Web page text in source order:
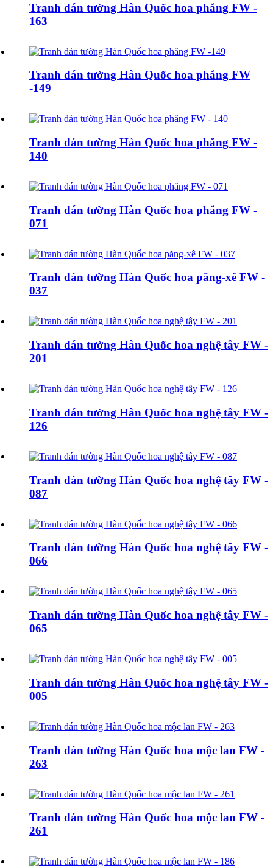
Tranh dán tường Hàn Quốc hoa phăng FW -
163
Tranh dán tường Hàn Quốc hoa phăng FW
-149
Tranh dán tường Hàn Quốc hoa phăng FW -
140
Tranh dán tường Hàn Quốc hoa phăng FW -
071
Tranh dán tường Hàn Quốc hoa păng-xê FW -
037
Tranh dán tường Hàn Quốc hoa nghệ tây FW -
201
Tranh dán tường Hàn Quốc hoa nghệ tây FW -
126
Tranh dán tường Hàn Quốc hoa nghệ tây FW -
087
Tranh dán tường Hàn Quốc hoa nghệ tây FW -
066
Tranh dán tường Hàn Quốc hoa nghệ tây FW -
065
Tranh dán tường Hàn Quốc hoa nghệ tây FW -
005
Tranh dán tường Hàn Quốc hoa mộc lan FW -
263
Tranh dán tường Hàn Quốc hoa mộc lan FW -
261